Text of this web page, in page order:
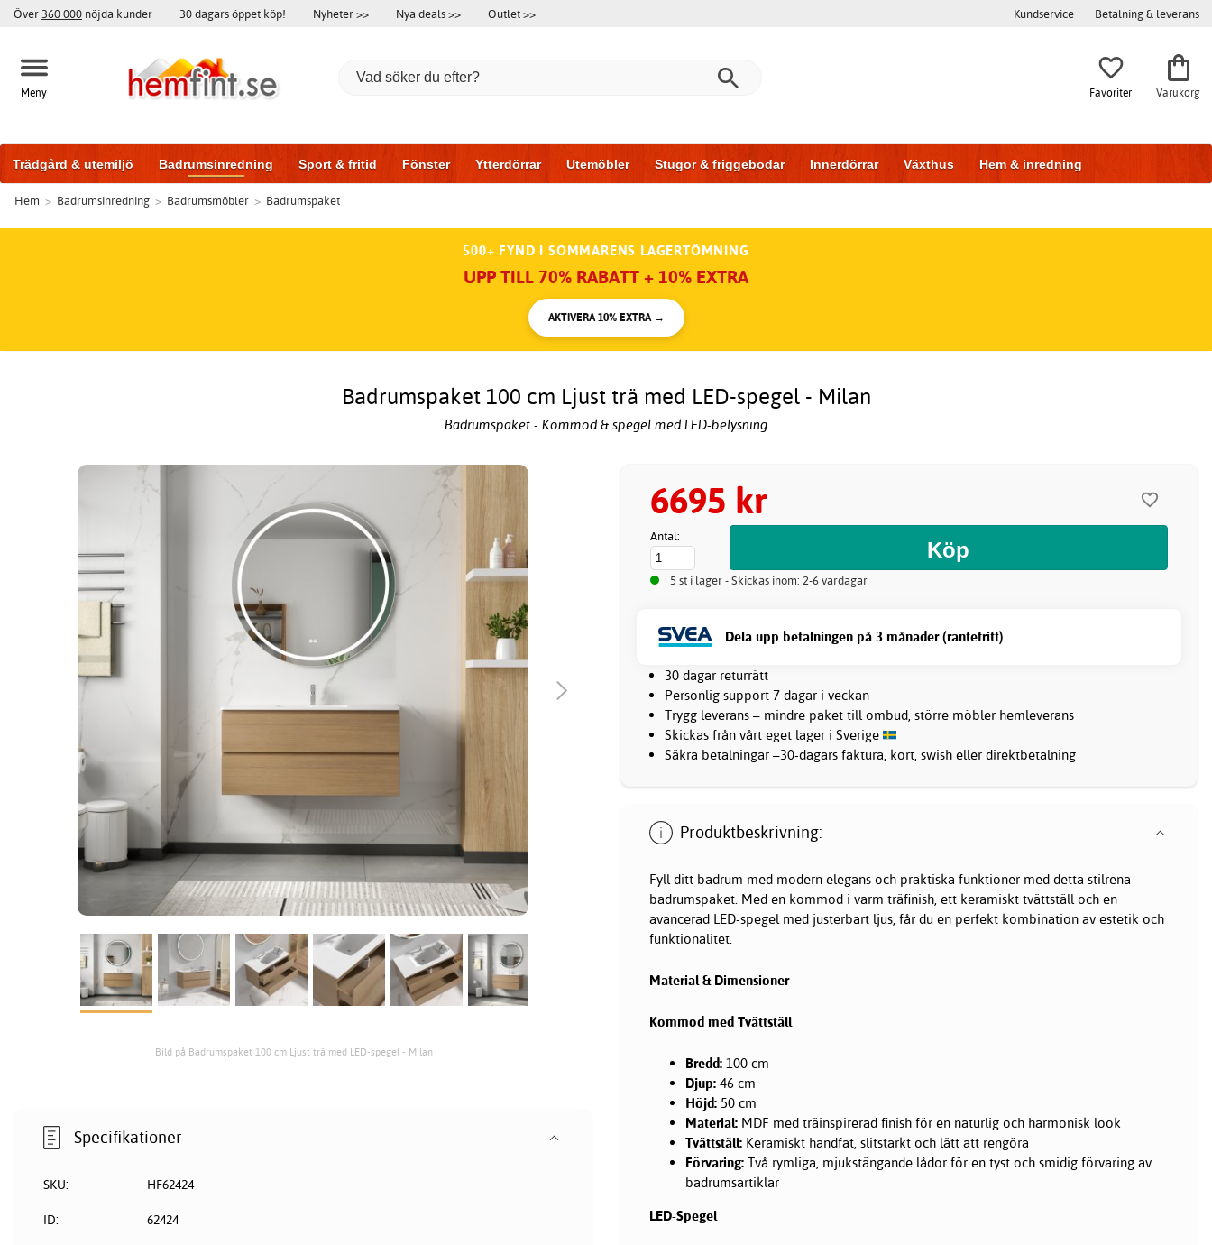
Över 360 000 nöjda kunder 30 dagars öppet köp! Nyheter >> Nya deals >> Outlet >> Kundservice Betalning & leverans
Meny Favoriter Varukorg
Trädgård & utemiljö Badrumsinredning Sport & fritid Fönster Ytterdörrar Utemöbler Stugor & friggebodar Innerdörrar Växthus Hem & inredning
Träningsutrustning Badrumsmöbler Garageportar
Hem > Badrumsinredning > Badrumsmöbler > Badrumspaket
500+ FYND I SOMMARENS LAGERTÖMNING
UPP TILL 70% RABATT + 10% EXTRA
AKTIVERA 10% EXTRA →
Badrumspaket 100 cm Ljust trä med LED-spegel - Milan
Badrumspaket - Kommod & spegel med LED-belysning
Bild på Badrumspaket 100 cm Ljust trä med LED-spegel - Milan
6695 kr
Antal:
5 st i lager - Skickas inom: 2-6 vardagar
Dela upp betalningen på 3 månader (räntefritt)
30 dagar returrätt
Personlig support 7 dagar i veckan
Trygg leverans – mindre paket till ombud, större möbler hemleverans
Skickas från vårt eget lager i Sverige
Säkra betalningar –30-dagars faktura, kort, swish eller direktbetalning
Produktbeskrivning:
Fyll ditt badrum med modern elegans och praktiska funktioner med detta stilrena
badrumspaket. Med en kommod i varm träfinish, ett keramiskt tvättställ och en
avancerad LED-spegel med justerbart ljus, får du en perfekt kombination av estetik och
funktionalitet.
Material & Dimensioner
Kommod med Tvättställ
Bredd: 100 cm
Djup: 46 cm
Höjd: 50 cm
Material: MDF med träinspirerad finish för en naturlig och harmonisk look
Tvättställ: Keramiskt handfat, slitstarkt och lätt att rengöra
Förvaring: Två rymliga, mjukstängande lådor för en tyst och smidig förvaring av
badrumsartiklar
LED-Spegel
Specifikationer
SKU: HF62424
ID: 62424